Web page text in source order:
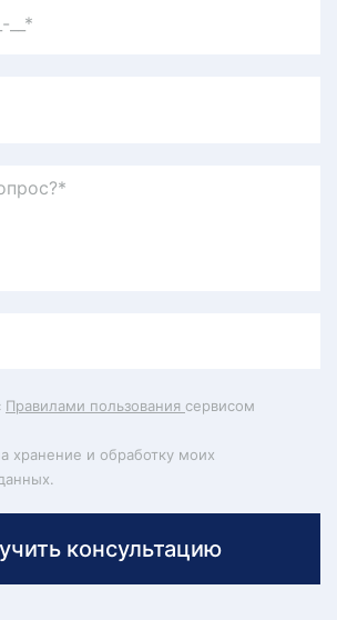
Правилами пользования сервисом
хранение и обработку моих
консультацию